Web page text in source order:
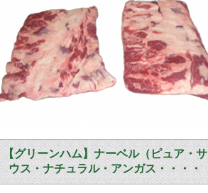
【グリーンハム】ナーベル（ピュア・サ
ウス・ナチュラル・アンガス・・・・